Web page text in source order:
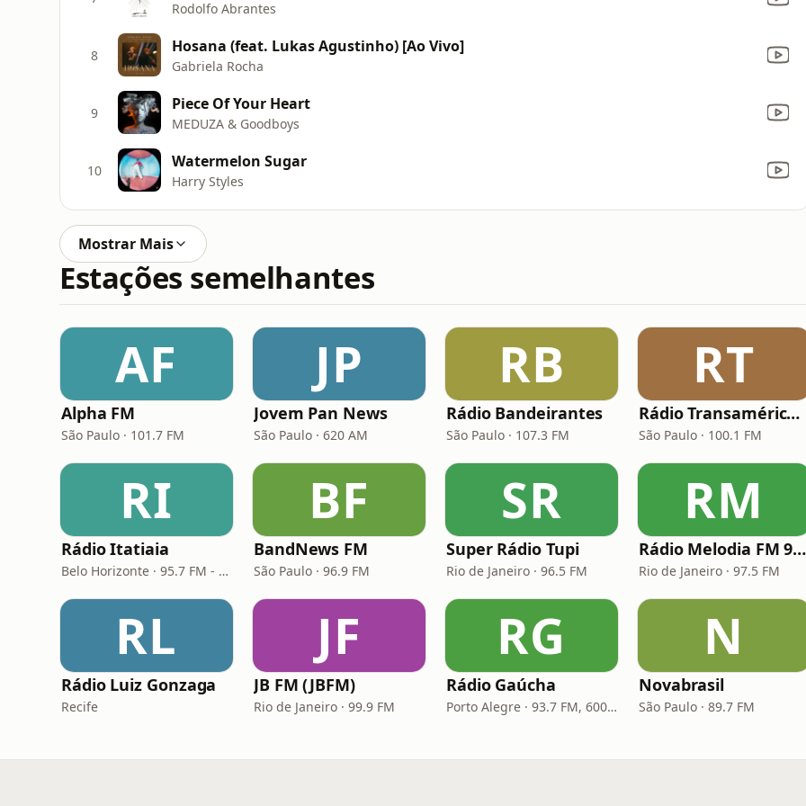
Rodolfo Abrantes
8 Hosana (feat. Lukas Agustinho) [Ao Vivo]
Gabriela Rocha
9 Piece Of Your Heart
MEDUZA & Goodboys
10 Watermelon Sugar
Harry Styles
Mostrar Mais
Estações semelhantes
AF
Alpha FM
São Paulo · 101.7 FM
JP
Jovem Pan News
São Paulo · 620 AM
RB
Rádio Bandeirantes
São Paulo · 107.3 FM
RT
Rádio Transamérica (TMC)
São Paulo · 100.1 FM
RI
Rádio Itatiaia
Belo Horizonte · 95.7 FM - 610 AM
BF
BandNews FM
São Paulo · 96.9 FM
SR
Super Rádio Tupi
Rio de Janeiro · 96.5 FM
RM
Rádio Melodia FM 97,5
Rio de Janeiro · 97.5 FM
RL
Rádio Luiz Gonzaga
Recife
JF
JB FM (JBFM)
Rio de Janeiro · 99.9 FM
RG
Rádio Gaúcha
Porto Alegre · 93.7 FM, 600 AM
N
Novabrasil
São Paulo · 89.7 FM